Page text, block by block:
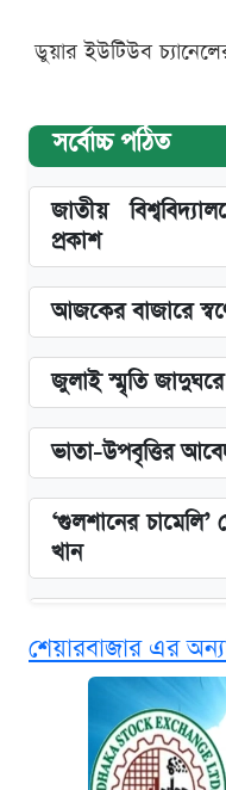
ডুয়ার ইউটিউব
সর্বোচ্চ পঠিত
জাতীয়
প্রকাশ
আজকের বাজারে
জুলাই স্মৃতি
ভাতা-উপবৃত্তির
‘গুলশানের
খান
দাম ও ফিচার
কবে শুরু হচ্ছে
শেয়ারবাজার এর